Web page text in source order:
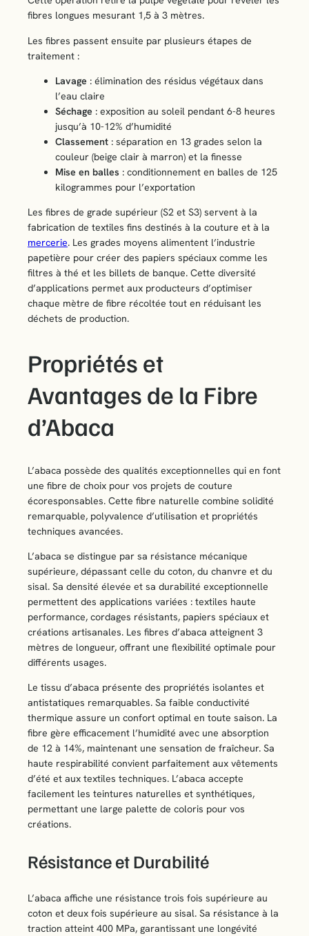
fibres longues mesurant 1,5 à 3 mètres.
Les fibres passent ensuite par plusieurs étapes de
traitement :
Lavage : élimination des résidus végétaux dans
l’eau claire
Séchage : exposition au soleil pendant 6-8 heures
jusqu’à 10-12% d’humidité
Classement : séparation en 13 grades selon la
couleur (beige clair à marron) et la finesse
Mise en balles : conditionnement en balles de 125
kilogrammes pour l’exportation
Les fibres de grade supérieur (S2 et S3) servent à la
fabrication de textiles fins destinés à la couture et à la
mercerie. Les grades moyens alimentent l’industrie
papetière pour créer des papiers spéciaux comme les
filtres à thé et les billets de banque. Cette diversité
d’applications permet aux producteurs d’optimiser
chaque mètre de fibre récoltée tout en réduisant les
déchets de production.
Propriétés et
Avantages de la Fibre
d’Abaca
L’abaca possède des qualités exceptionnelles qui en font
une fibre de choix pour vos projets de couture
écoresponsables. Cette fibre naturelle combine solidité
remarquable, polyvalence d’utilisation et propriétés
techniques avancées.
L’abaca se distingue par sa résistance mécanique
supérieure, dépassant celle du coton, du chanvre et du
sisal. Sa densité élevée et sa durabilité exceptionnelle
permettent des applications variées : textiles haute
performance, cordages résistants, papiers spéciaux et
créations artisanales. Les fibres d’abaca atteignent 3
mètres de longueur, offrant une flexibilité optimale pour
différents usages.
Le tissu d’abaca présente des propriétés isolantes et
antistatiques remarquables. Sa faible conductivité
thermique assure un confort optimal en toute saison. La
fibre gère efficacement l’humidité avec une absorption
de 12 à 14%, maintenant une sensation de fraîcheur. Sa
haute respirabilité convient parfaitement aux vêtements
d’été et aux textiles techniques. L’abaca accepte
facilement les teintures naturelles et synthétiques,
permettant une large palette de coloris pour vos
créations.
Résistance et Durabilité
L’abaca affiche une résistance trois fois supérieure au
coton et deux fois supérieure au sisal. Sa résistance à la
traction atteint 400 MPa, garantissant une longévité